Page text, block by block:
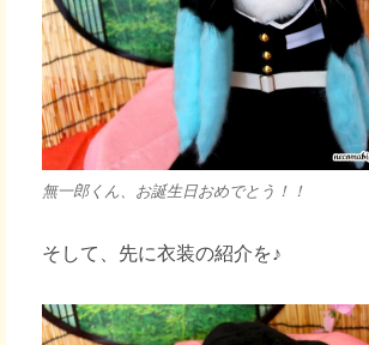
無一郎くん、お誕生日おめでとう！！
そして、先に衣装の紹介を♪